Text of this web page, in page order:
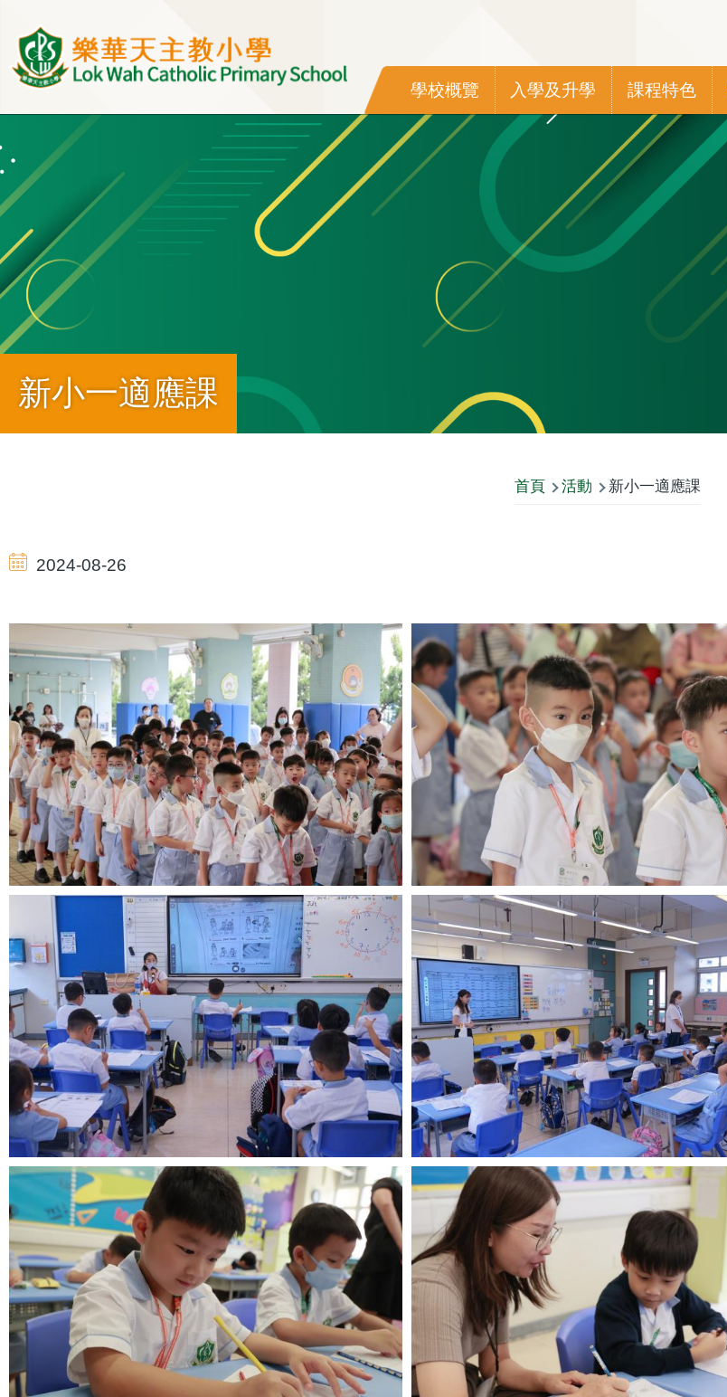
Main
navigation
學校概覽 入學及升學 課程特色
新小一適應課
航
結
首頁 活動 新小一適應課
2024-08-26